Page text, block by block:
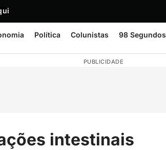
Política Colunistas 98 Segundos
PUBLICIDADE
intestinais